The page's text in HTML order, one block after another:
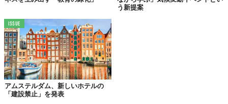
NASAの研究によると、ツバルの国土の大部分が2050年までに平
均高潮位以下になると予想されている。太平洋に位置する国、オ
ーストラリアやツバルは、気候変動による影響を受けやすい地域
であることは明らかで、「温暖化で沈む」という危機感を共に有
している。
そんななか締結されたこの条約は、オーストラリアが太平洋地域
における外交努力を強化して以来、最大の前進であり“希望の
光”と国内でも高く評価。特に、中国との安全保障協定を発表した
う新提案
ISSUE
アムステルダム、新しいホテルの
「建設禁止」を発表